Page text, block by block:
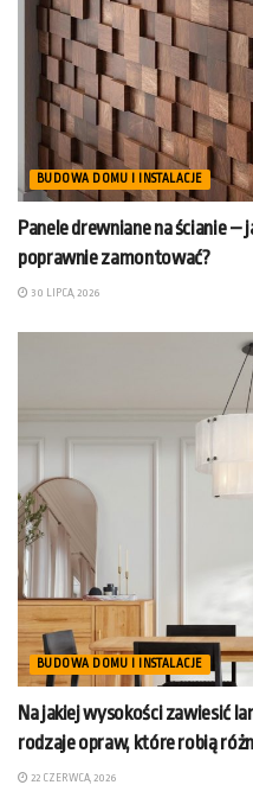
BUDOWA DOMU I INSTALACJE
Panele drewniane na ścianie –
poprawnie zamontować?
30 LIPCA, 2026
BUDOWA DOMU I INSTALACJE
Na jakiej wysokości zawiesić
rodzaje opraw, które robią
22 CZERWCA, 2026